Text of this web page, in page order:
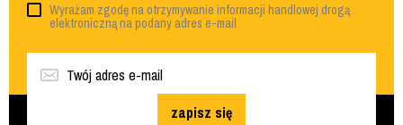
Wyrażam zgodę na otrzymywanie informacji handlowej drogą
elektroniczną na podany adres e-mail
zapisz się